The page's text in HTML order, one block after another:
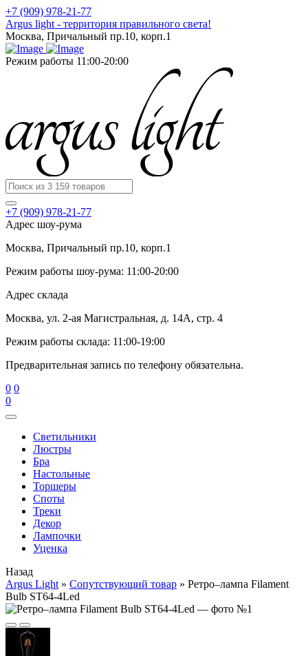
+7 (909) 978-21-77
Argus light - территория правильного света!
Москва, Причальный пр.10, корп.1
Режим работы 11:00-20:00
+7 (909) 978-21-77
Адрес шоу-рума
Москва, Причальный пр.10, корп.1
Режим работы шоу-рума: 11:00-20:00
Адрес склада
Москва, ул. 2-ая Магистральная, д. 14А, стр. 4
Режим работы склада: 11:00-19:00
Предварительная запись по телефону обязательна.
0 0
0
Cветильники
Люстры
Бра
Настольные
Торшеры
Споты
Треки
Декор
Лампочки
Уценка
Назад
Argus Light » Cопутствующий товар » Ретро–лампа Filament
Bulb ST64-4Led